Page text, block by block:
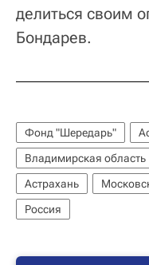
делиться своим
Бондарев.
Фонд "Шередарь"
Владимирская область
Астрахань
Россия